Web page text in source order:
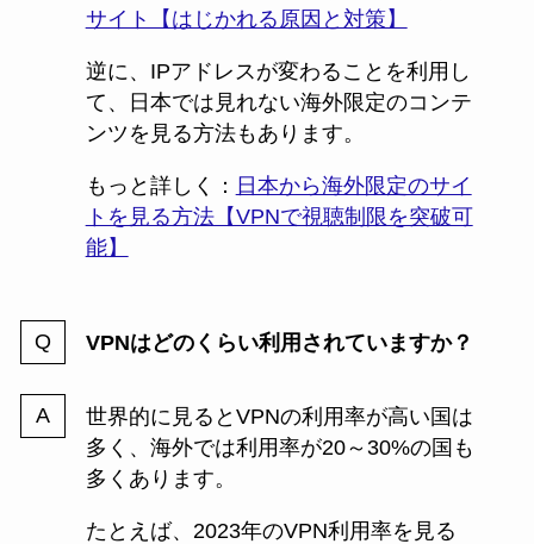
サイト【はじかれる原因と対策】
逆に、IPアドレスが変わることを利用し
て、日本では見れない海外限定のコンテ
ンツを見る方法もあります。
もっと詳しく： 日本から海外限定のサイ
トを見る方法【VPNで視聴制限を突破可
能】
VPNはどのくらい利用されていますか？
世界的に見るとVPNの利用率が高い国は
多く、海外では利用率が20～30%の国も
多くあります。
たとえば、2023年のVPN利用率を見る